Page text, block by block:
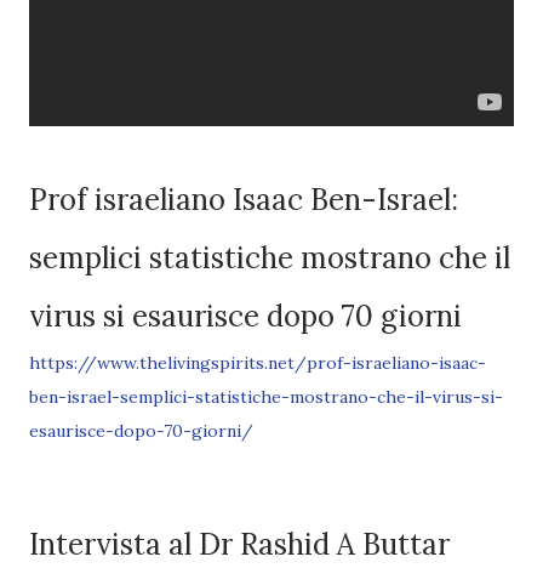
Prof israeliano Isaac Ben-Israel:
semplici statistiche mostrano che il
virus si esaurisce dopo 70 giorni
https://www.thelivingspirits.net/prof-israeliano-isaac-
ben-israel-semplici-statistiche-mostrano-che-il-virus-si-
esaurisce-dopo-70-giorni/
Intervista al Dr Rashid A Buttar